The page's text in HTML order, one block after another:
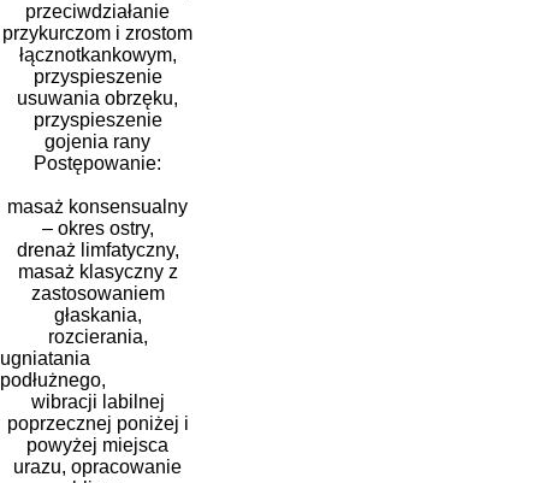
przeciwdziałanie
przykurczom i zrostom
łącznotkankowym,
przyspieszenie
usuwania obrzęku,
przyspieszenie
gojenia rany
Postępowanie:
masaż konsensualny
– okres ostry,
drenaż limfatyczny,
masaż klasyczny z
zastosowaniem
głaskania,
rozcierania,
ugniatania
podłużnego,
wibracji labilnej
poprzecznej poniżej i
powyżej miejsca
urazu, opracowanie